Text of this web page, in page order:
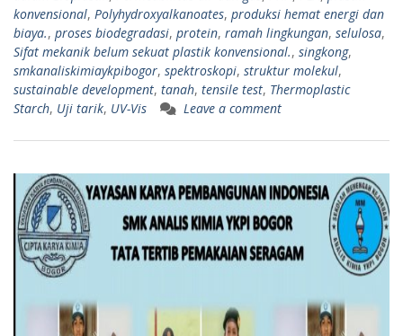
konvensional, Polyhydroxyalkanoates, produksi hemat energi dan
biaya., proses biodegradasi, protein, ramah lingkungan, selulosa,
Sifat mekanik belum sekuat plastik konvensional., singkong,
smkanaliskimiaykpibogor, spektroskopi, struktur molekul,
sustainable development, tanah, tensile test, Thermoplastic
Starch, Uji tarik, UV-Vis Leave a comment